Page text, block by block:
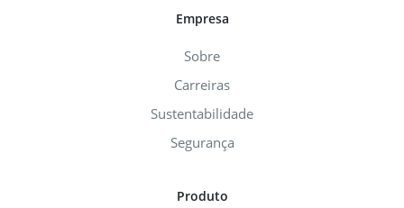
Empresa
Sobre
Carreiras
Sustentabilidade
Segurança
Produto